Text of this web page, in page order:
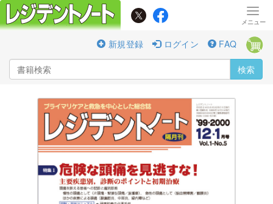
新規登録 ログイン FAQ
検索